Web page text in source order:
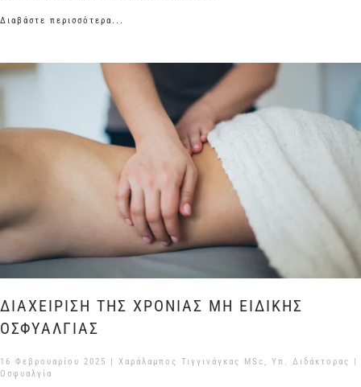
Διαβάστε περισσότερα...
ΔΙΑΧΕΙΡΙΣΗ ΤΗΣ ΧΡΟΝΙΑΣ ΜΗ ΕΙΔΙΚΗΣ
ΟΣΦΥΑΛΓΙΑΣ
16 Φεβρουαρίου 2025
| Χαράλαμπος Τιγγινάγκας MSc, Υπ. Διδάκτορας |
Οσφυαλγία